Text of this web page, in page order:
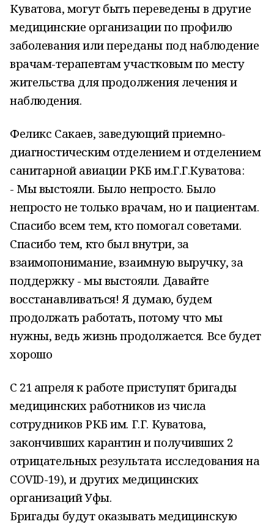
Куватова, могут быть переведены в другие
медицинские организации по профилю
заболевания или переданы под наблюдение
врачам-терапевтам участковым по месту
жительства для продолжения лечения и
наблюдения.
Феликс Сакаев, заведующий приемно-
диагностическим отделением и отделением
санитарной авиации РКБ им.Г.Г.Куватова:
- Мы выстояли. Было непросто. Было
непросто не только врачам, но и пациентам.
Спасибо всем тем, кто помогал советами.
Спасибо тем, кто был внутри, за
взаимопонимание, взаимную выручку, за
поддержку - мы выстояли. Давайте
восстанавливаться! Я думаю, будем
продолжать работать, потому что мы
нужны, ведь жизнь продолжается. Все будет
хорошо
С 21 апреля к работе приступят бригады
медицинских работников из числа
сотрудников РКБ им. Г.Г. Куватова,
закончивших карантин и получивших 2
отрицательных результата исследования на
COVID-19), и других медицинских
организаций Уфы.
Бригады будут оказывать медицинскую